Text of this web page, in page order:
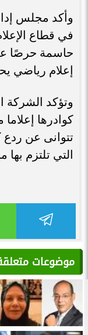
وأكد مجلس
في قطاع
حاسمة حرصًا
إعلام رياضي
وتؤكد الشركة
كوادرها إعلاما
تتوانى عن ردع
التي تلتزم بها
موضوعات